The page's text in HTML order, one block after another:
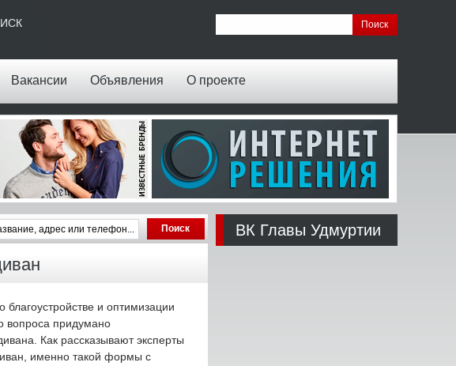
Вакансии Объявления О проекте
и оптимизации
вопроса придумано
Как рассказывают эксперты
именно такой формы с
ВК Главы Удмуртии